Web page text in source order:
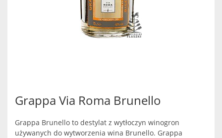
Grappa Via Roma Brunello
Grappa Brunello to destylat z wytłoczyn winogron
używanych do wytworzenia wina Brunello. Grappa